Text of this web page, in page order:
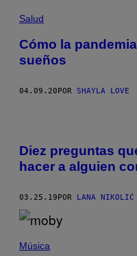
Salud
Cómo la
sueños
04.09.20 POR SHAYLA LOVE
Diez preguntas
hacer a alguien
03.25.19POR LANA NIKOLIĆ
Música